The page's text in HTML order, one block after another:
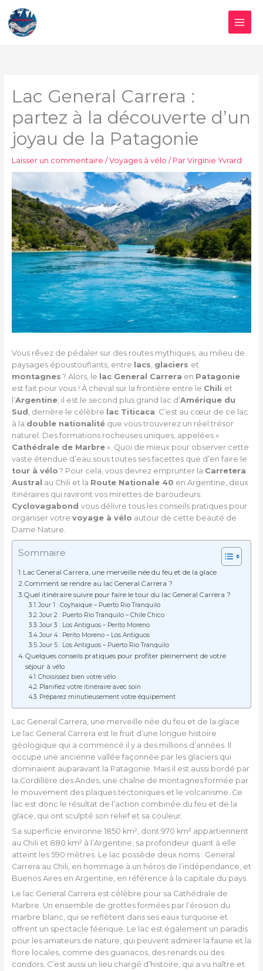
contenu
Lac General Carrera :
partez à la découverte d’un
joyau de la Patagonie
Laisser un commentaire / Voyages à vélo / Par Virginie Yvrard
Vous rêvez de pédaler sur des routes mythiques, au milieu de
paysages époustouflants, entre lacs, glaciers et
montagnes ? Alors, le lac General Carrera en Patagonie
est fait pour vous ! À cheval sur la frontière entre le Chili et
l’Argentine, il est le second plus grand lac d’Amérique du
Sud , derrière le célèbre lac Titicaca. C’est au cœur de ce lac
à la double nationalitéque vous trouverez un réel trésor
naturel. Des formations rocheuses uniques, appelées «
Cathédrale de Marbre». Quoi de mieux pour observer cette
vaste étendue d’eau sous toutes ses facettes que d’en faire le
tour à vélo ? Pour cela, vous devrez emprunter la Carretera
Austral au Chili et la Route Nationale 40 en Argentine, deux
itinéraires qui raviront vos mirettes de baroudeurs.
Cyclovagabond vous délivre tous les conseils pratiques pour
organiser votre voyage à vélo autour de cette beauté de
Dame Nature.
Sommaire
Lac General Carrera, une merveille née du feu et de la glace
Comment se rendre au lac General Carrera ?
Quel itinéraire suivre pour faire le tour du lac General Carrera ?
Jour 1 : Coyhaique – Puerto Rio Tranquilo
Jour 2 : Puerto Rio Tranquilo – Chile Chico
Jour 3 : Los Antiguos – Perito Moreno
Jour 4 : Perito Moreno – Los Antiguos
Jour 5 : Los Antiguos – Puerto Rio Tranquilo
Quelques conseils pratiques pour profiter pleinement de votre
séjour à vélo
Choisissez bien votre vélo
Planifiez votre itinéraire avec soin
Préparez minutieusement votre équipement
Lac General Carrera, une merveille née du feu et de la glace
Le lac General Carrera est le fruit d’une longue histoire
géologique qui a commencé il y a des millions d’années. Il
occupe une ancienne vallée façonnée par les glaciers qui
dominaient auparavant la Patagonie. Mais il est aussi bordé par
la Cordillère des Andes, une chaîne de montagnes formée par
le mouvement des plaques tectoniques et le volcanisme. Ce
lac est donc le résultat de l’action combinée du feu et de la
glace, qui ont sculpté son relief et sa couleur.
Sa superficie environne 1850 km², dont 970 km² appartiennent
au Chili et 880 km² à l’Argentine, sa profondeur quant à elle
atteint les 590 mètres. Le lac possède deux noms : General
Carrera au Chili, en hommage à un héros de l’indépendance, et
Buenos Aires en Argentine, en référence à la capitale du pays.
Le lac General Carrera est célèbre pour sa Cathédrale de
Marbre. Un ensemble de grottes formées par l’érosion du
marbre blanc, qui se reflètent dans ses eaux turquoise et
offrent un spectacle féerique. Le lac est également un paradis
pour les amateurs de nature, qui peuvent admirer la faune et la
flore locales, comme des guanacos, des renards ou des
condors. C’est aussi un lieu chargé d’histoire, qui a vu naître et